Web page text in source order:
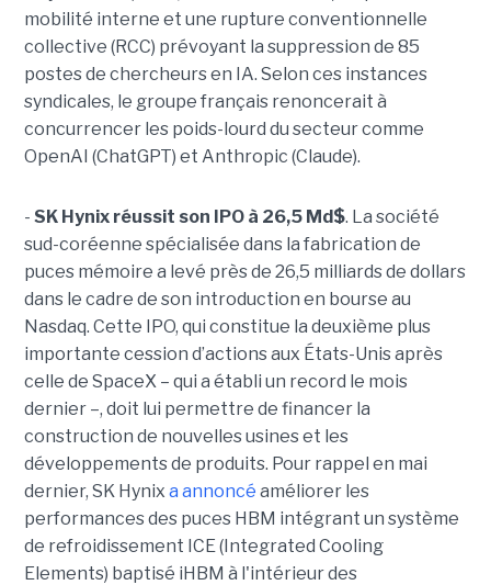
mobilité interne et une rupture conventionnelle
collective (RCC) prévoyant la suppression de 85
postes de chercheurs en IA. Selon ces instances
syndicales, le groupe français renoncerait à
concurrencer les poids-lourd du secteur comme
OpenAI (ChatGPT) et Anthropic (Claude).
- SK Hynix réussit son IPO à 26,5 Md$. La société
sud-coréenne spécialisée dans la fabrication de
puces mémoire a levé près de 26,5 milliards de dollars
dans le cadre de son introduction en bourse au
Nasdaq. Cette IPO, qui constitue la deuxième plus
importante cession d’actions aux États-Unis après
celle de SpaceX – qui a établi un record le mois
dernier –, doit lui permettre de financer la
construction de nouvelles usines et les
développements de produits. Pour rappel en mai
dernier, SK Hynix a annoncé améliorer les
performances des puces HBM intégrant un système
de refroidissement ICE (Integrated Cooling
Elements) baptisé iHBM à l'intérieur des